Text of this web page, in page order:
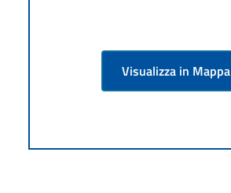
Visualizza in Mappa